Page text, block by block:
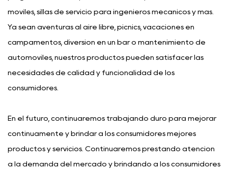
móviles, sillas de servicio para ingenieros mecánicos y más.
Ya sean aventuras al aire libre, picnics, vacaciones en
campamentos, diversión en un bar o mantenimiento de
automóviles, nuestros productos pueden satisfacer las
necesidades de calidad y funcionalidad de los
consumidores.
En el futuro, continuaremos trabajando duro para mejorar
continuamente y brindar a los consumidores mejores
productos y servicios. Continuaremos prestando atención
a la demanda del mercado y brindando a los consumidores